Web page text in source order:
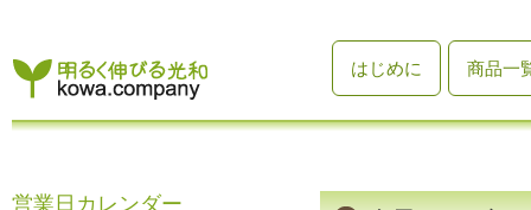
はじめに 商品一
営業日カレンダー